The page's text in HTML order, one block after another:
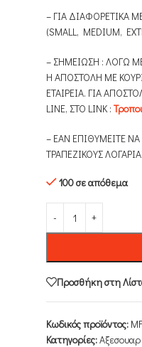
– ΓΙΑ ΔΙΑΦΟΡΕΤΙΚΑ
(SMALL, MEDIUM,
– ΣΗΜΕΙΩΣΗ : ΛΟΓΩ
Η ΑΠΟΣΤΟΛΗ ΜΕ
ΕΤΑΙΡΕΙΑ. ΓΙΑ
LINE, ΣΤΟ LINK :
– ΕΑΝ ΕΠΙΘΥΜΕΙΤΕ
ΤΡΑΠΕΖΙΚΟΥΣ
100 σε απόθεμα
Προσθήκη στη
Κωδικός προϊόντος:
Κατηγορίες: